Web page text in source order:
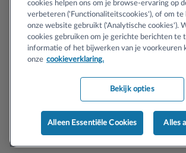
Copyright © 2024 Travelex N.V. Handelsregister
Algemene voorwaarden
Privacy Centrum
cookies helpen ons om je browse-ervaring op
verbeteren ('Functionaliteitscookies'), of om te
onze website gebruikt ('Analytische cookies').
cookies gebruiken om je gerichte berichten te
informatie of het bijwerken van je voorkeuren
onze cookieverklaring.
Bekijk opties
Alleen Essentiële Cookies Alles